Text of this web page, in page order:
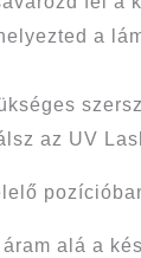
a
az UV
alá a